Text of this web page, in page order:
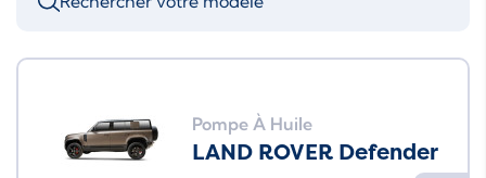
Pompe À Huile
LAND ROVER Defender